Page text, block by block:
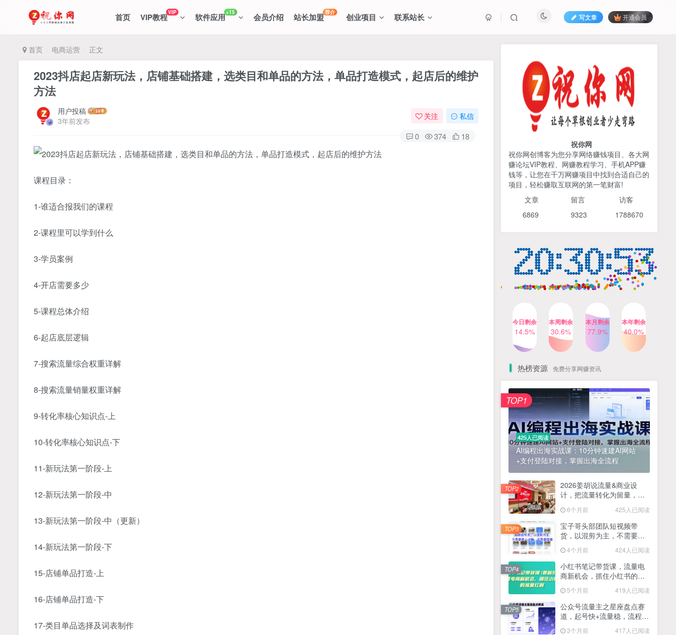
首页 VIP教程VIP 软件应用+15 会员介绍 站长加盟荐介 创业项目 联系站长 写文章 开通会员
首页 电商运营 正文
2023抖店起店新玩法，店铺基础搭建，选类目和单品的方法，单品打造模式，起店后的维护
方法
用户投稿
3年前发布
关注 私信
0 374 18
课程目录：
1-谁适合报我们的课程
2-课程里可以学到什么
3-学员案例
4-开店需要多少
5-课程总体介绍
6-起店底层逻辑
7-搜索流量综合权重详解
8-搜索流量销量权重详解
9-转化率核心知识点-上
10-转化率核心知识点-下
11-新玩法第一阶段-上
12-新玩法第一阶段-中
13-新玩法第一阶段-中（更新）
14-新玩法第一阶段-下
15-店铺单品打造-上
16-店铺单品打造-下
17-类目单品选择及词表制作
425人已阅读
AI编程出海实战课：10分钟速建AI网站
+支付登陆对接，掌握出海全流程
TOP1
2026姜胡说流量&商业设
计，把流量转化为留量，设
计自己的商业模式
6个月前 425人已阅读
TOP2
货，以混剪为主，不需要真
小红书笔记带货课，流量电
商新机会，抓住小红书的流
量红利(更新26年2月)
5个月前 419人已阅读
TOP4
公众号流量主之星座盘点赛
3个月前
TOP5
AI商业编程智能体开发课：
掌握LangChain+LangGraph
构建多智能体协同架构的核
4个月前 417人已阅读
TOP6
1 ? 零加盟费｜红颜搭全国城市代理商招募正式启动！
2 淘宝天猫盈利突破特训营25年12月线下课，系统性的深度剖析电商企业经营之道，打造电商标准化运营体系
3 抓亚马逊漏洞，免去店铺月租，一个流量大竞争小，让你有机会成大卖的赛道
2025最新零撸项目，一部手机就可以操作，20秒一单，零投入纯薅羊毛，无门槛，一天200+【揭秘】
5 线上陪伴项目玩法，聊聊天就有收益的项目，一个月收益5000+
6 全网首发！答案之书网页版，全新玩法，搭配文档和网页，日入1k+零门槛小白首选副业
7 25年7月小红书女粉新玩法，公域转私域变现，日轻松变现2张+，5分钟简单复制好上手
8 情趣内衣暴利玩法，冷门赛道，日入1k+
9 在家就能做的项目，一天轻松300+，操作简单上手快
10 2025年百家号AI图文掘金，手机操作单号月入4-5位数，低门槛【附指令+工具】
抖音情感文案项目玩法，单月涨粉3000+，新手小白也能做
祝你网
祝你网创博客为您分享网络赚钱项目、各大网
赚论坛VIP教程、网赚教程学习、手机APP赚
钱等，让您在千万网赚项目中找到合适自己的
项目，轻松赚取互联网的第一笔财富!
文章 留言 访客
6869 9323 1788670
今日剩余
14.5%
本周剩余
30.6%
本月剩余
77.9%
本年剩余
40.0%
热榜资源 免费分享网赚资讯
425人已阅读
AI编程出海实战课：10分钟速建AI网站
+支付登陆对接，掌握出海全流程
TOP1
2026姜胡说流量&商业设
计，把流量转化为留量，设
6个月前 425人已阅读
TOP2
宝子哥头部团队短视频带
货，以混剪为主，不需要真
26年3月】
4个月前 424人已阅读
TOP3
小红书笔记带货课，流量电
商新机会，抓住小红书的流
5个月前 419人已阅读
TOP4
公众号流量主之星座盘点赛
道，起号快+流量稳，流程简
3个月前 417人已阅读
TOP5